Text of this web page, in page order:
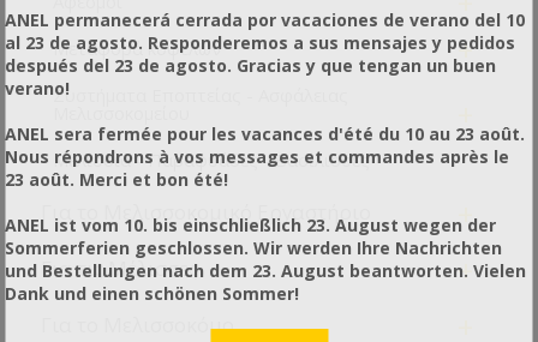
Μεταφορά κυψελών +
Συστήματα Εποπτείας - Ασφάλειας
Μελίσσια - Παραφυάδες - Βασίλισσες
Για το Μελισσοκομικό Εργαστήριο +
Για τις Μέλισσες +
Για το Μελισσοκόμο
ANEL permanecerá cerrada por vacaciones de verano del 10
al 23 de agosto. Responderemos a sus mensajes y pedidos
después del 23 de agosto. Gracias y que tengan un buen
verano!
ANEL sera fermée pour les vacances d'été du 10 au 23 août.
Nous répondrons à vos messages et commandes après le
23 août. Merci et bon été!
ANEL ist vom 10. bis einschließlich 23. August wegen der
Sommerferien geschlossen. Wir werden Ihre Nachrichten
und Bestellungen nach dem 23. August beantworten. Vielen
Dank und einen schönen Sommer!